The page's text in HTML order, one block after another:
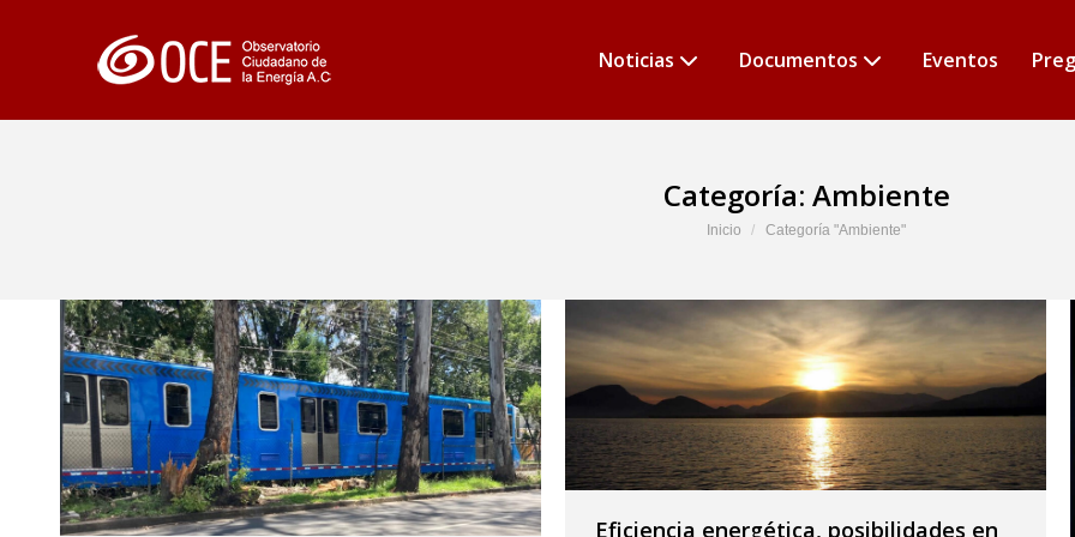
Noticias Documentos Eventos
Categoría: Ambiente
Estás aquí:
Inicio Categoría "Ambiente"
Eficiencia energética, posibilidades en